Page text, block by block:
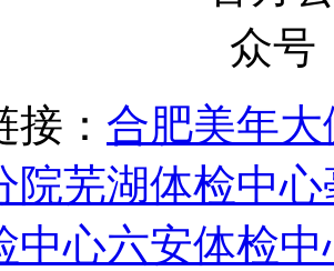
： 合肥美年
院芜湖体检中心
中心六安体检中